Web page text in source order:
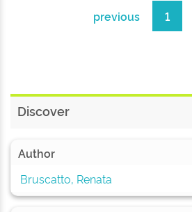
previous 1
Discover
Author
Bruscatto, Renata